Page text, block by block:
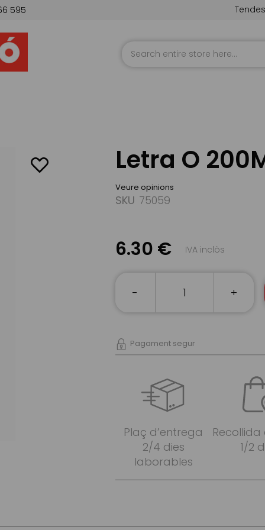
595 Tendes
Letra O
Veure opinions
SKU 75059
6.30 € IVA inclòs
- +
Pagament segur
Plaç d’entrega
2/4 dies
laborables
1/2